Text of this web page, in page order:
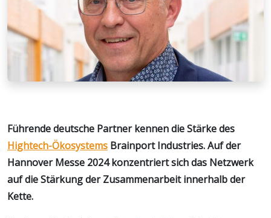
Führende deutsche Partner kennen die Stärke des
Hightech-Ökosystems Brainport Industries. Auf der
Hannover Messe 2024 konzentriert sich das Netzwerk
auf die Stärkung der Zusammenarbeit innerhalb der
Kette.